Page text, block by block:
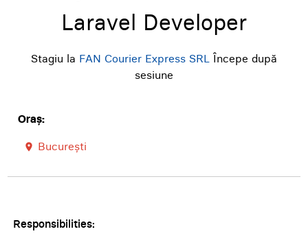
Laravel Developer
Stagiu la FAN Courier Express SRL Începe după
sesiune
Oraș:
room București
Responsibilities: